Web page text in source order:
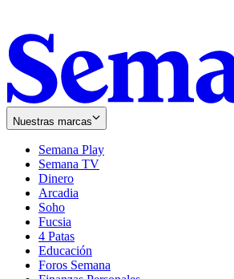
Nuestras marcas
Semana Play
Semana TV
Dinero
Arcadia
Soho
in
new
window
Fucsia
in
new
window
4 Patas
Educación
Foros Semana